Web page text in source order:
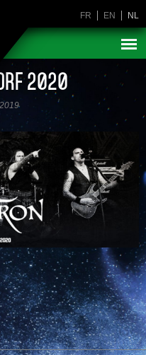
FR EN NL
2020